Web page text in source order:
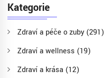
Kategorie
Zdraví a péče o zuby (291)
Zdraví a wellness (19)
Zdraví a krása (12)